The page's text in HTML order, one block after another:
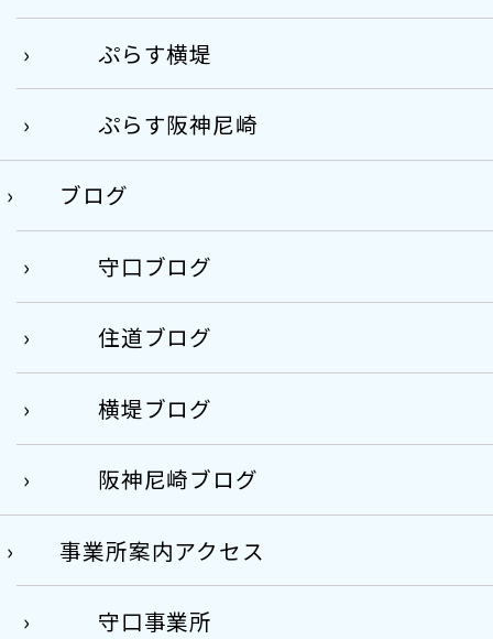
ぷらす横堤
ぷらす阪神尼崎
ブログ
守口ブログ
住道ブログ
横堤ブログ
阪神尼崎ブログ
事業所案内アクセス
守口事業所